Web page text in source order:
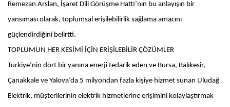
Remezan Arslan, İşaret Dili Görüşme Hattı’nın bu anlayışın bir
yansıması olarak, toplumsal erişilebilirlik sağlama amacını
güçlendirdiğini belirtti.
TOPLUMUN HER KESİMİ İÇİN ERİŞİLEBİLİR ÇÖZÜMLER
Türkiye’nin dört bir yanına enerji tedarik eden ve Bursa, Balıkesir,
Çanakkale ve Yalova’da 5 milyondan fazla kişiye hizmet sunan Uludağ
Elektrik, müşterilerinin elektrik hizmetlerine erişimini kolaylaştırmak